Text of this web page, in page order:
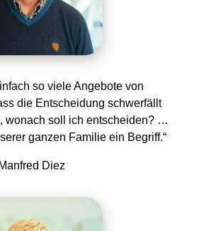
so viele Angebote von
die Entscheidung schwerfällt
wonach soll ich entscheiden? …
ganzen Familie ein Begriff.“
Manfred Diez